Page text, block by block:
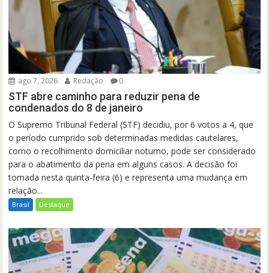
ago 7, 2026 Redação 0
STF abre caminho para reduzir pena de
condenados do 8 de janeiro
O Supremo Tribunal Federal (STF) decidiu, por 6 votos a 4, que
o período cumprido sob determinadas medidas cautelares,
como o recolhimento domiciliar noturno, pode ser considerado
para o abatimento da pena em alguns casos. A decisão foi
tomada nesta quinta-feira (6) e representa uma mudança em
relação...
Brasil Destaque